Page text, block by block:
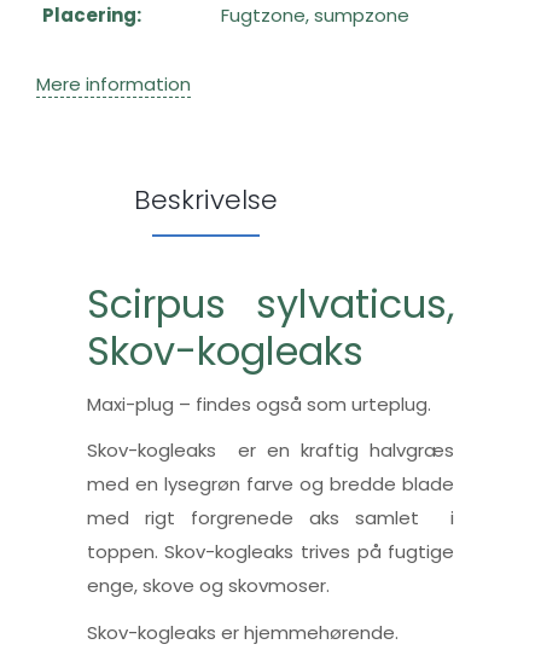
Placering: Fugtzone, sumpzone
Mere information
Beskrivelse
Scirpus sylvaticus,
Skov-kogleaks
Maxi-plug – findes også som urteplug.
Skov-kogleaks er en kraftig halvgræs
med en lysegrøn farve og bredde blade
med rigt forgrenede aks samlet i
toppen. Skov-kogleaks trives på fugtige
enge, skove og skovmoser.
Skov-kogleaks er hjemmehørende.